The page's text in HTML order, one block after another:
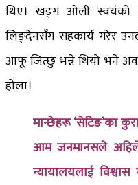
थिए। खड्ग ओली स्वयंको
लिङ्देनसँग सहकार्य गरेर
आफू जित्छु भन्ने थियो भने
होला।
मान्छेहरू ‘सेटिङ’का
आम जनमानसले अहिले
न्यायालयलाई